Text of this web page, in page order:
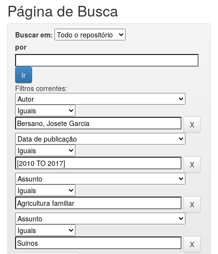
Página de Busca
Buscar em:
por
Filtros correntes: